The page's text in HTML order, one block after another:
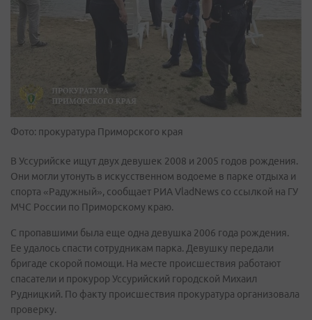
Фото: прокуратура Приморского края
В Уссурийске ищут двух девушек 2008 и 2005 годов рождения.
Они могли утонуть в искусственном водоеме в парке отдыха и
спорта «Радужный», сообщает РИА VladNews со ссылкой на ГУ
МЧС России по Приморскому краю.
С пропавшими была еще одна девушка 2006 года рождения.
Ее удалось спасти сотрудникам парка. Девушку передали
бригаде скорой помощи. На месте происшествия работают
спасатели и прокурор Уссурийский городской Михаил
Рудницкий. По факту происшествия прокуратура организовала
проверку.